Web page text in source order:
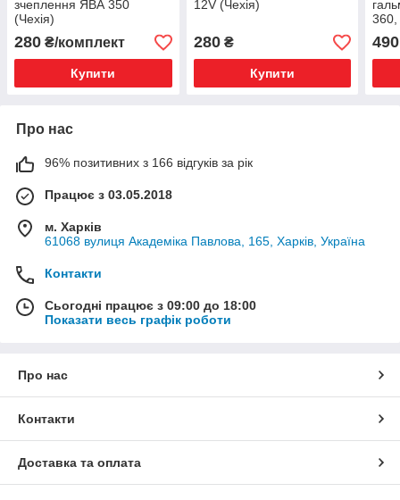
зчеплення ЯВА 350
(Чехія)
280 ₴/комплект
Купити
12V (Чехія)
280₴
Купити
360,
490
Про нас
96% позитивних з 166 відгуків за рік
Працює з 03.05.2018
м. Харків
61068 вулиця Академіка Павлова, 165, Харків, Україна
Контакти
Сьогодні працює з 09:00 до 18:00
Показати весь графік роботи
Про нас
Контакти
Доставка та оплата